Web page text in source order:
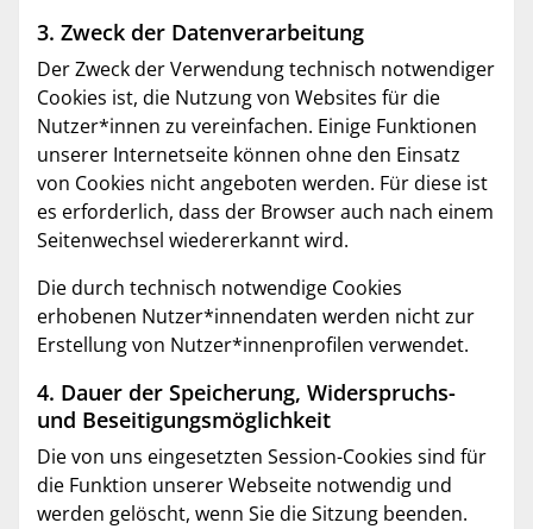
3. Zweck der Datenverarbeitung
Der Zweck der Verwendung technisch notwendiger
Cookies ist, die Nutzung von Websites für die
Nutzer*innen zu vereinfachen. Einige Funktionen
unserer Internetseite können ohne den Einsatz
von Cookies nicht angeboten werden. Für diese ist
es erforderlich, dass der Browser auch nach einem
Seitenwechsel wiedererkannt wird.
Die durch technisch notwendige Cookies
erhobenen Nutzer*innendaten werden nicht zur
Erstellung von Nutzer*innenprofilen verwendet.
4. Dauer der Speicherung, Widerspruchs-
und Beseitigungsmöglichkeit
Die von uns eingesetzten Session-Cookies sind für
die Funktion unserer Webseite notwendig und
werden gelöscht, wenn Sie die Sitzung beenden.